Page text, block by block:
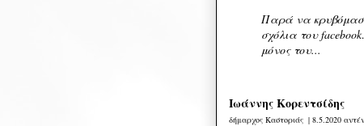
Παρά να
σχόλια του
μόνος του...
Ιωάννης Κορεντσίδης
δήμαρχος Καστοριάς | 8.5.2020